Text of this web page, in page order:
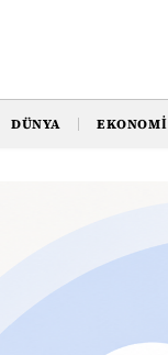
DÜNYA EKONOMI